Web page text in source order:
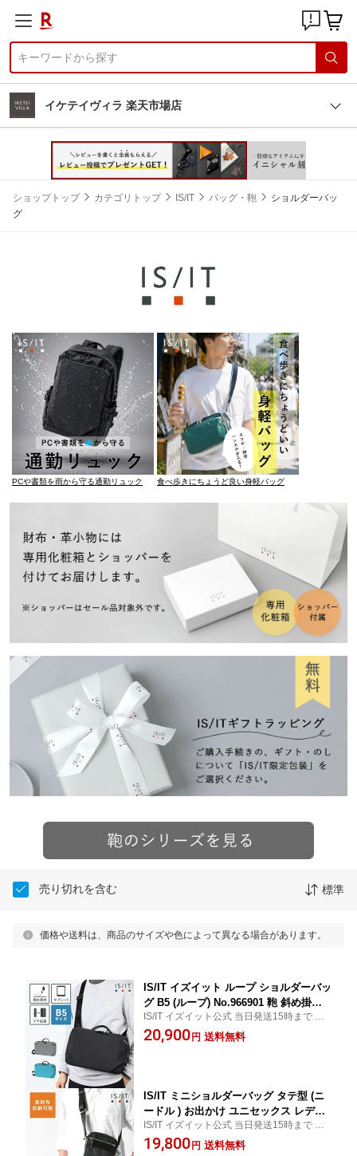
イケテイヴィラ 楽天市場店
ショップトップ カテゴリトップ IS/IT バッグ・鞄
ショルダーバッ
グ
PCや書類を雨から守る通勤リュック 食べ歩きにちょうど良い身軽バッグ
売り切れを含む 標準
価格や送料は、商品のサイズや色によって異なる場合があります。
IS/IT イズイット ループ ショルダーバッ
グ B5 (ループ) No.966901 鞄 斜め掛け
肩掛け LUUP ビジネス 旅行 拡張 エキ
スパンダブル 大容量 撥水 防水ジャケパ
IS/IT イズイット公式 当日発送15時まで 無
料ギフトサービス
20,900円 送料無料
IS/IT ミニショルダーバッグ タテ型 (ニ
ードル ) お出かけ ユニセックス レディ
ース 女性 男女兼用 小さい 小さい鞄 ミ
ニ コンパクト 斜め掛け 斜めがけ 肩が
IS/IT イズイット公式 当日発送15時まで 無
料ギフトサービス
19,800円 送料無料